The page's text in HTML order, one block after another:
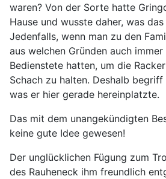
waren? Von der Sorte hatte
Hause und wusste daher, was
Jedenfalls, wenn man zu den
aus welchen Gründen auch
Bedienstete hatten, um die
Schach zu halten. Deshalb
was er hier gerade hereinplatzte.
Das mit dem unangekündigten
keine gute Idee gewesen!
Der unglücklichen Fügung zum
des Rauheneck ihm freundlich